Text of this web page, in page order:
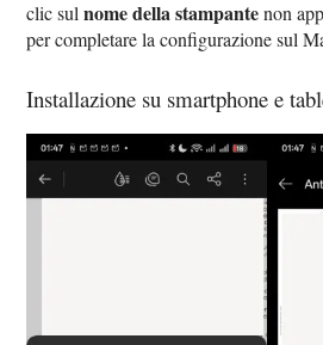
clic sulnome della stampantenon
per completare la configurazione sul
Installazione su smartphone e